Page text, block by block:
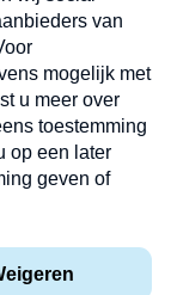
in uw